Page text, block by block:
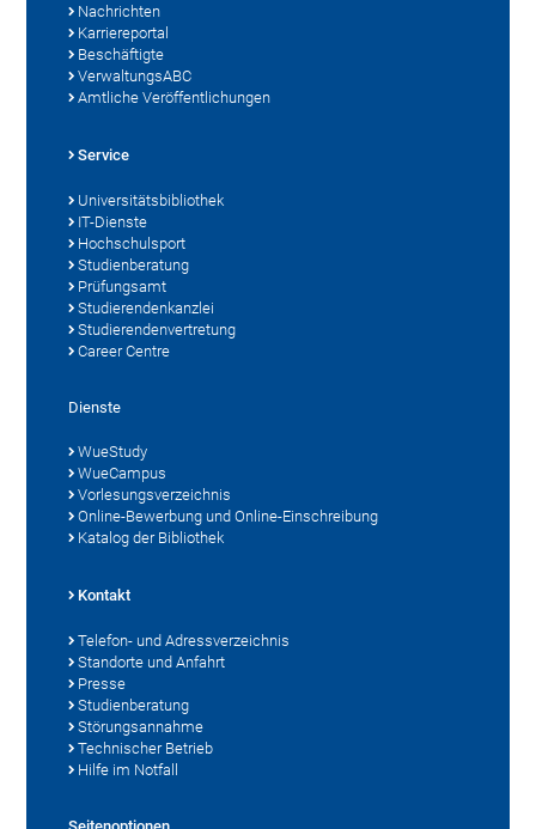
Nachrichten
Karriereportal
Beschäftigte
VerwaltungsABC
Amtliche Veröffentlichungen
Service
Universitätsbibliothek
IT-Dienste
Hochschulsport
Studienberatung
Prüfungsamt
Studierendenkanzlei
Studierendenvertretung
Career Centre
Dienste
WueStudy
WueCampus
Vorlesungsverzeichnis
Online-Bewerbung und Online-Einschreibung
Katalog der Bibliothek
Kontakt
Telefon- und Adressverzeichnis
Standorte und Anfahrt
Presse
Studienberatung
Störungsannahme
Technischer Betrieb
Hilfe im Notfall